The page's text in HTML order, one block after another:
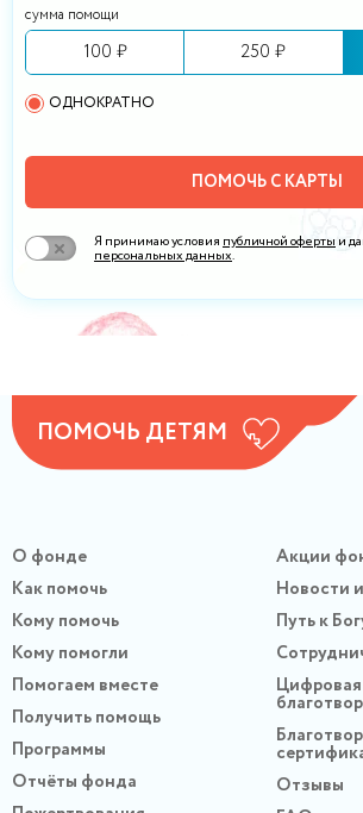
сумма помощи
100 ₽ 250 ₽
ОДНОКРАТНО
ПОМОЧЬ С КАРТЫ
Я принимаю условия публичной оферты и
персональных данных.
ПОМОЧЬ ДЕТЯМ
О фонде
Как помочь
Кому помочь
Кому помогли
Помогаем вместе
Получить помощь
Программы
Отчёты фонда
Акции
Новости
Путь к
Цифровая
Отзывы